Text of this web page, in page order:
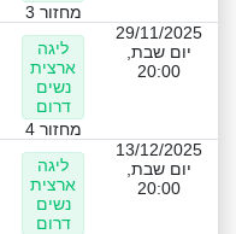
מחזור 3
29/11/2025
יום שבת,
20:00
ליגה
ארצית
נשים
דרום
מחזור 4
13/12/2025
יום שבת,
20:00
ליגה
ארצית
נשים
דרום